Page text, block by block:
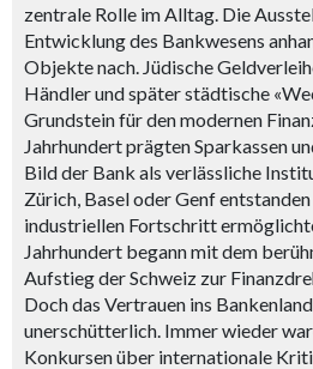
zentrale Rolle im Alltag. Die
Entwicklung des Bankwesens
Objekte nach. Jüdische
Händler und später städtische
Grundstein für den modernen
Jahrhundert prägten Sparkassen
Bild der Bank als verlässliche
Zürich, Basel oder Genf
industriellen Fortschritt
Jahrhundert begann mit dem
Aufstieg der Schweiz zur
Doch das Vertrauen ins
unerschütterlich. Immer wieder
Konkursen über internationale